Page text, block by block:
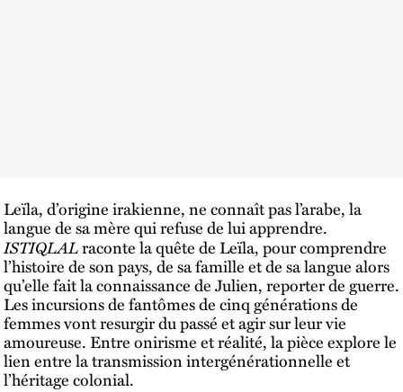
Leïla, d’origine irakienne, ne connaît pas l’arabe, la
langue de sa mère qui refuse de lui apprendre.
ISTIQLALraconte la quête de Leïla, pour comprendre
l’histoire de son pays, de sa famille et de sa langue alors
qu’elle fait la connaissance de Julien, reporter de guerre.
Les incursions de fantômes de cinq générations de
femmes vont resurgir du passé et agir sur leur vie
amoureuse. Entre onirisme et réalité, la pièce explore le
lien entre la transmission intergénérationnelle et
l’héritage colonial.